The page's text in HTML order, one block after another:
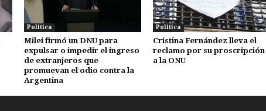
Politica
Milei firmó un DNU para
expulsar o impedir el ingreso
de extranjeros que
promuevan el odio contra la
Argentina
Politica
Cristina Fernández lleva el
reclamo por su proscripción
a la ONU